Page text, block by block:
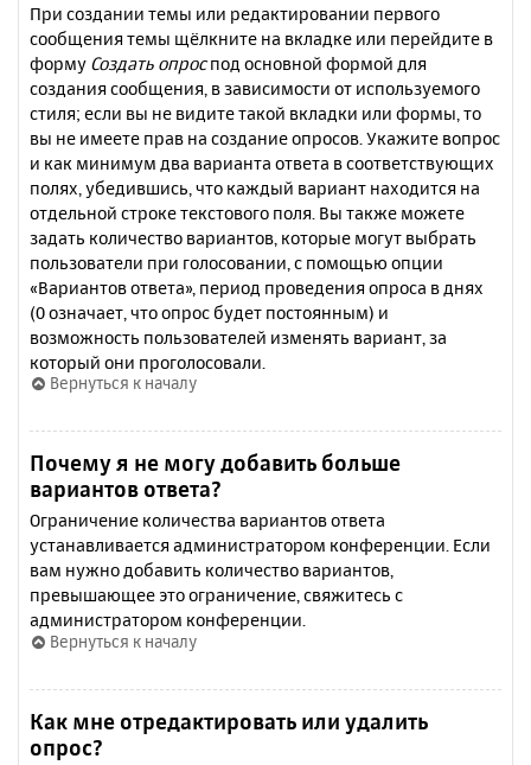
При создании темы или редактировании первого
сообщения темы щёлкните на вкладке или перейдите в
форму Создать опроспод основной формой для
создания сообщения, в зависимости от используемого
стиля; если вы не видите такой вкладки или формы, то
вы не имеете прав на создание опросов. Укажите вопрос
и как минимум два варианта ответа в соответствующих
полях, убедившись, что каждый вариант находится на
отдельной строке текстового поля. Вы также можете
задать количество вариантов, которые могут выбрать
пользователи при голосовании, с помощью опции
«Вариантов ответа», период проведения опроса в днях
(0 означает, что опрос будет постоянным) и
возможность пользователей изменять вариант, за
который они проголосовали.
Вернуться к началу
Почему я не могу добавить больше
вариантов ответа?
Ограничение количества вариантов ответа
устанавливается администратором конференции. Если
вам нужно добавить количество вариантов,
превышающее это ограничение, свяжитесь с
администратором конференции.
Вернуться к началу
Как мне отредактировать или удалить
опрос?